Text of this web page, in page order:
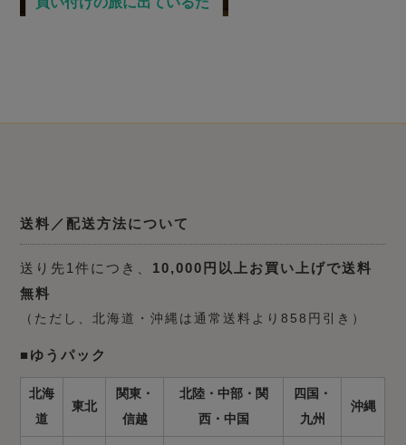
送料／配送方法について
送り先1件につき、 10,000円以上お買い上げで送料
無料
（ただし、北海道・沖縄は通常送料より858円引き）
■ゆうパック
北海
道
東北
関東・
信越
北陸・中部・関
西・中国
四国・
九州
沖縄